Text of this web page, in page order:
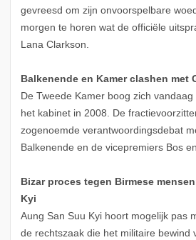
gevreesd om zijn onvoorspelbare
morgen te horen wat de officiële
Lana Clarkson.
Balkenende en Kamer clashen met
De Tweede Kamer boog zich
het kabinet in 2008. De
zogenoemde verantwoordingsdebat
Balkenende en de vicepremiers Bos
Bizar proces tegen Birmese
Kyi
Aung San Suu Kyi hoort mogelijk pas
de rechtszaak die het militaire bewind